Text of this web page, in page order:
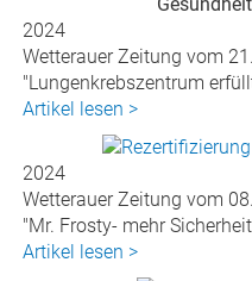
2024
Wetterauer Zeitung vom
"Lungenkrebszentrum
Artikel lesen >
2024
Wetterauer Zeitung vom
"Mr. Frosty- mehr
Artikel lesen >